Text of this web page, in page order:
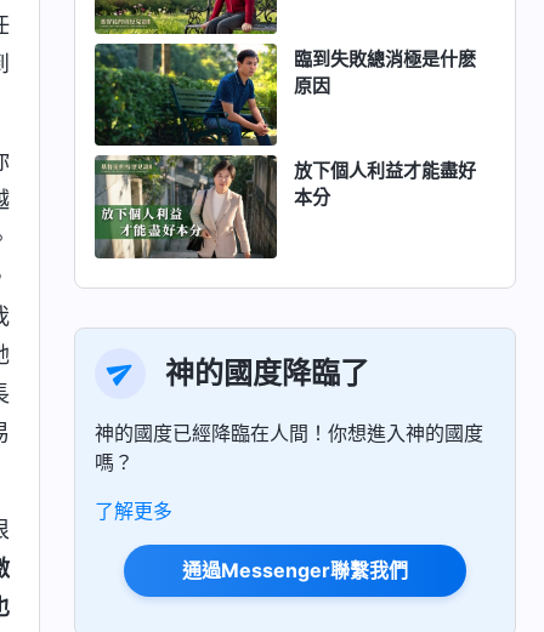
臨到失敗總消極是什麽
原因
放下個人利益才能盡好
本分
神的國度降臨了
神的國度已經降臨在人間！你想進入神的國度
嗎？
了解更多
通過Messenger聯繫我們